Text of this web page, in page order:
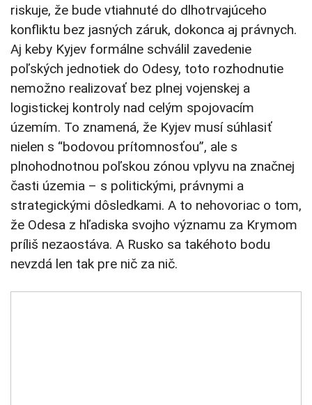
riskuje, že bude vtiahnuté do dlhotrvajúceho
konfliktu bez jasných záruk, dokonca aj právnych.
Aj keby Kyjev formálne schválil zavedenie
poľských jednotiek do Odesy, toto rozhodnutie
nemožno realizovať bez plnej vojenskej a
logistickej kontroly nad celým spojovacím
územím. To znamená, že Kyjev musí súhlasiť
nielen s “bodovou prítomnosťou”, ale s
plnohodnotnou poľskou zónou vplyvu na značnej
časti územia – s politickými, právnymi a
strategickými dôsledkami. A to nehovoriac o tom,
že Odesa z hľadiska svojho významu za Krymom
príliš nezaostáva. A Rusko sa takéhoto bodu
nevzdá len tak pre nič za nič.